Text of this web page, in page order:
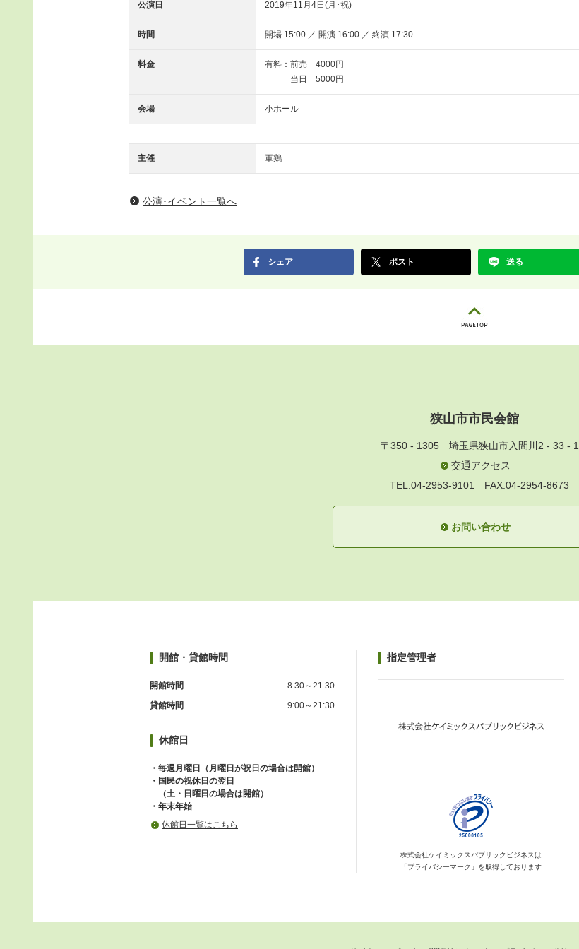
公演日 2019年11月4日(月･祝)
時間 開場 15:00 ／ 開演 16:00 ／ 終演 17:30
料金
有料：前売 4000円
当日 5000円
会場 小ホール
主催 軍鶏
公演･イベント一覧へ
シェア ポスト 送る
狭山市市民会館
〒350 - 1305 埼玉県狭山市入間川2 - 33 - 1
交通アクセス
TEL.04-2953-9101 FAX.04-2954-8673
お問い合わせ
開館・貸館時間
開館時間
8:30～21:30
貸館時間
9:00～21:30
休館日
・毎週月曜日（月曜日が祝日の場合は開館）
・国民の祝休日の翌日
（土・日曜日の場合は開館）
・年末年始
休館日一覧はこちら
指定管理者
株式会社ケイミックスパブリックビジネスは
「プライバシーマーク」を取得しております